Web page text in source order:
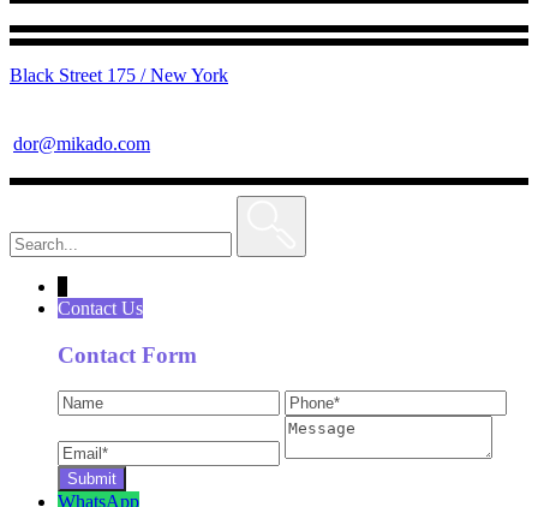
Black Street 175 / New York
dor@mikado.com
Contact Us
Contact Form
WhatsApp